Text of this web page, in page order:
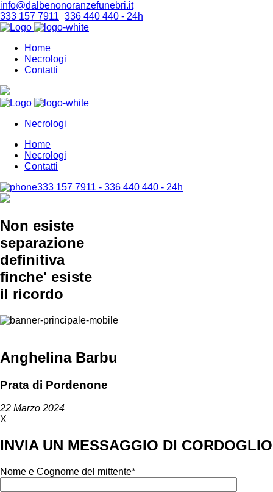
info@dalbenonoranzefunebri.it
333 157 7911 336 440 440 - 24h
Home
Necrologi
Contatti
Necrologi
Home
Necrologi
Contatti
333 157 7911 - 336 440 440 - 24h
Non esiste
separazione
definitiva
finche' esiste
il ricordo
Anghelina Barbu
Prata di Pordenone
22 Marzo 2024
X
INVIA UN MESSAGGIO DI CORDOGLIO
Nome e Cognome del mittente*